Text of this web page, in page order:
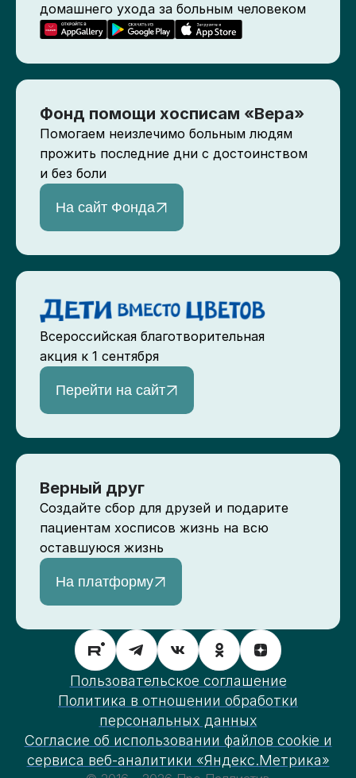
домашнего ухода за больным человеком
Фонд помощи хосписам «Вера»
Помогаем неизлечимо больным людям
прожить последние дни с достоинством
и без боли
На сайт Фонда
Всероссийская благотворительная
акция к 1 сентября
Перейти на сайт
Верный друг
Создайте сбор для друзей и подарите
пациентам хосписов жизнь на всю
оставшуюся жизнь
На платформу
Пользовательское соглашение
Политика в отношении обработки
персональных данных
Согласие об использовании файлов cookie и
сервиса веб-аналитики «Яндекс.Метрика»